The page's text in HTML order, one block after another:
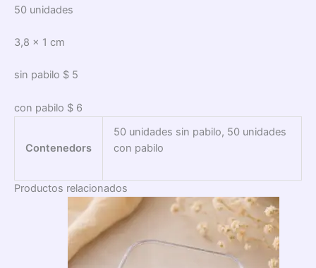
50 unidades
3,8 x 1 cm
sin pabilo $ 5
con pabilo $ 6
Contenedors
50 unidades sin pabilo, 50 unidades
con pabilo
Productos relacionados